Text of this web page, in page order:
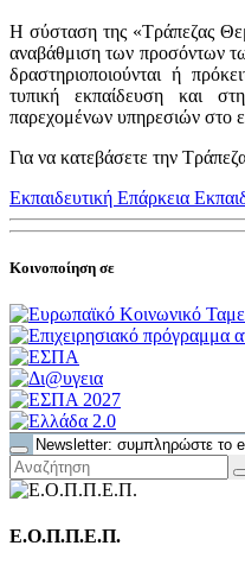
Η σύσταση της «Τράπεζας
αναβάθμιση των προσόντων
δραστηριοποιούνται ή
τυπική εκπαίδευση και
παρεχομένων υπηρεσιών στο
Για να κατεβάσετε την
Εκπαιδευτική Επάρκεια
Κοινοποίηση σε
Ε.Ο.Π.Π.Ε.Π.